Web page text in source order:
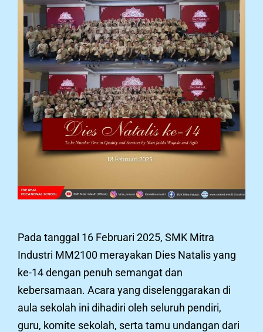
Pada tanggal 16 Februari 2025, SMK Mitra
Industri MM2100 merayakan Dies Natalis yang
ke-14 dengan penuh semangat dan
kebersamaan. Acara yang diselenggarakan di
aula sekolah ini dihadiri oleh seluruh pendiri,
guru, komite sekolah, serta tamu undangan dari